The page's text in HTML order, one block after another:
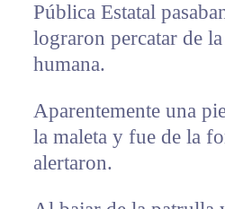
Pública Estatal
lograron percatar de
humana.
Aparentemente una
la maleta y fue de la
alertaron.